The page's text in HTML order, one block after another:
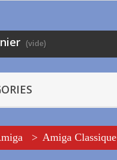
(vide)
> Amiga Classique